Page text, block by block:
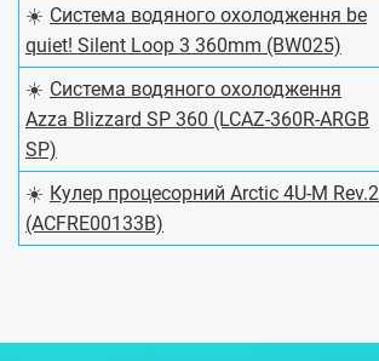
☀️ Система водяного охолодження be
quiet! Silent Loop 3 360mm (BW025)
☀️ Система водяного охолодження
Azza Blizzard SP 360 (LCAZ-360R-ARGB
SP)
☀️ Кулер процесорний Arctic 4U-M Rev.2
(ACFRE00133B)